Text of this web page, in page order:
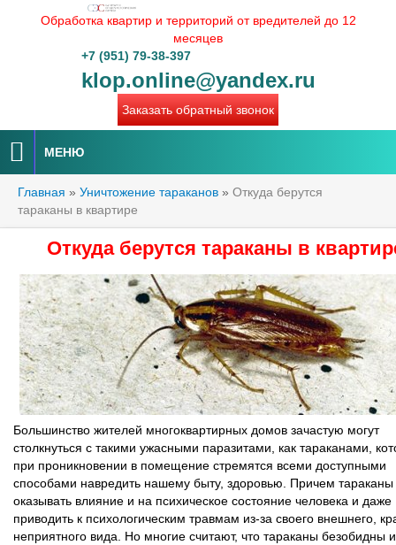
Обработка квартир и территорий от вредителей до 12
месяцев
+7 (951) 79-38-397
klop.online@yandex.ru
Заказать обратный звонок
МЕНЮ
Главная » Уничтожение тараканов » Откуда берутся
тараканы в квартире
Откуда берутся тараканы в
Большинство жителей многоквартирных домов зачастую могут
столкнуться с такими ужасными паразитами, как тараканами,
при проникновении в помещение стремятся всеми доступными
способами навредить нашему быту, здоровью. Причем тараканы
оказывать влияние и на психическое состояние человека и даже
приводить к психологическим травмам из-за своего внешнего,
неприятного вида. Но многие считают, что тараканы безобидны